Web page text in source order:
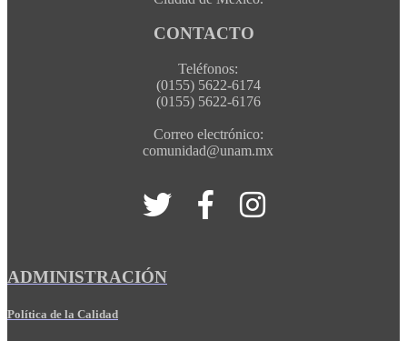
CONTACTO
Teléfonos:
(0155) 5622-6174
(0155) 5622-6176
Correo electrónico:
comunidad@unam.mx
ADMINISTRACIÓN
Política de la Calidad